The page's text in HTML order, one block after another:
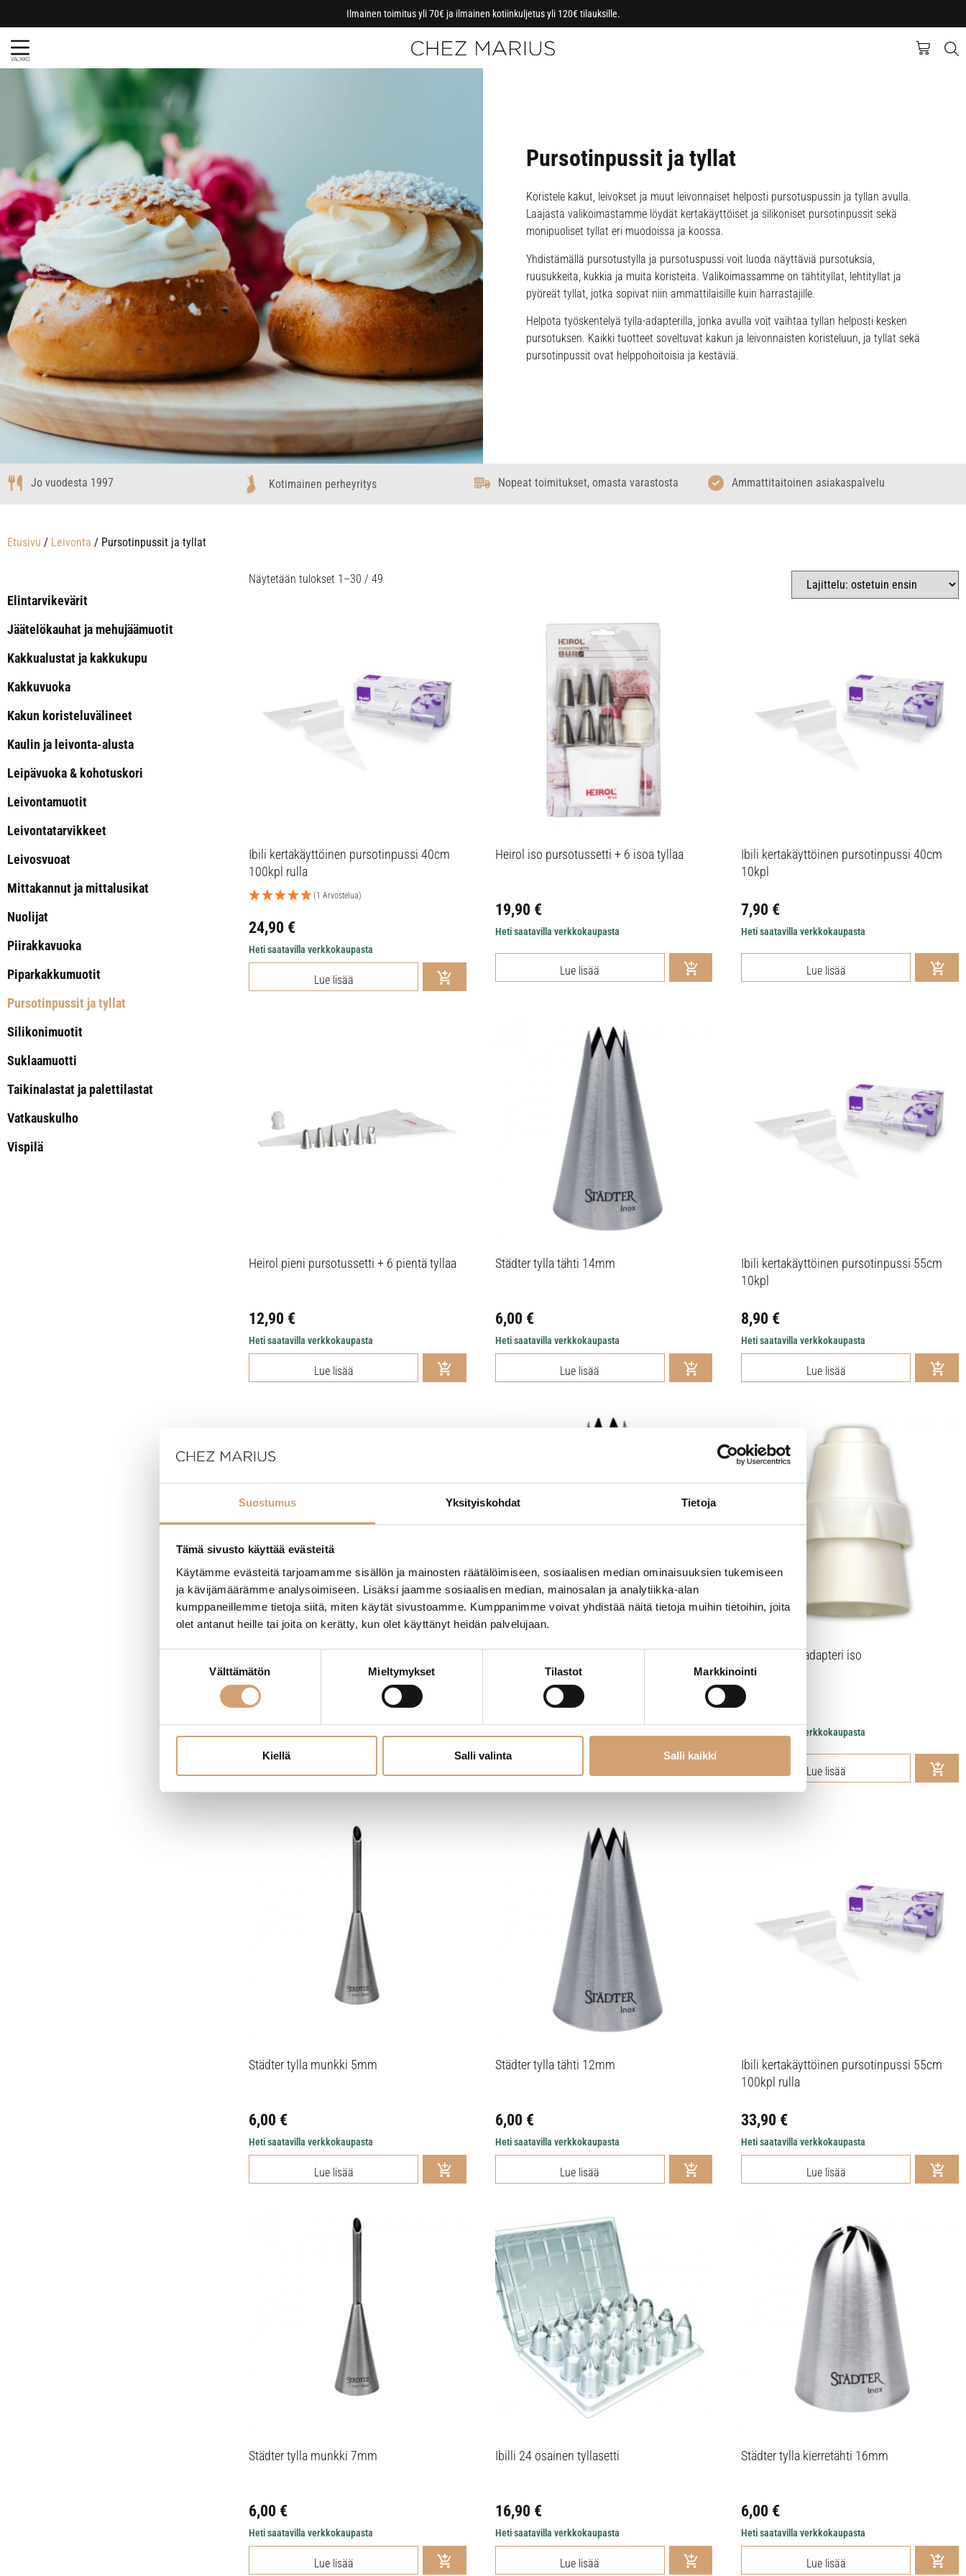
Suostumus Yksityiskohdat Tietoja
Tämä sivusto käyttää evästeitä
Käytämme evästeitä tarjoamamme sisällön ja mainosten räätälöimiseen, sosiaalisen median ominaisuuksien tukemiseen
ja kävijämäärämme analysoimiseen. Lisäksi jaamme sosiaalisen median, mainosalan ja analytiikka-alan
kumppaneillemme tietoja siitä, miten käytät sivustoamme. Kumppanimme voivat yhdistää näitä tietoja muihin tietoihin, joita
olet antanut heille tai joita on kerätty, kun olet käyttänyt heidän palvelujaan.
Välttämätön Mieltymykset Tilastot Markkinointi
Kiellä Salli valinta Salli kaikki
Ilmainen toimitus yli 70€ ja ilmainen kotiinkuljetus yli 120€ tilauksille.
VALIKKO
Pursotinpussit ja tyllat
Koristele kakut, leivokset ja muut leivonnaiset helposti pursotuspussin ja tyllan avulla.
Laajasta valikoimastamme löydät kertakäyttöiset ja silikoniset pursotinpussit sekä
monipuoliset tyllat eri muodoissa ja koossa.
Yhdistämällä pursotustylla ja pursotuspussi voit luoda näyttäviä pursotuksia,
ruusukkeita, kukkia ja muita koristeita. Valikoimassamme on tähtityllat, lehtityllat ja
pyöreät tyllat, jotka sopivat niin ammattilaisille kuin harrastajille.
Helpota työskentelyä tylla-adapterilla, jonka avulla voit vaihtaa tyllan helposti kesken
pursotuksen. Kaikki tuotteet soveltuvat kakun ja leivonnaisten koristeluun, ja tyllat sekä
pursotinpussit ovat helppohoitoisia ja kestäviä.
Jo vuodesta 1997 Kotimainen perheyritys Nopeat toimitukset, omasta varastosta Ammattitaitoinen asiakaspalvelu
Etusivu / Leivonta / Pursotinpussit ja tyllat
Elintarvikevärit
Jäätelökauhat ja mehujäämuotit
Kakkualustat ja kakkukupu
Kakkuvuoka
Kakun koristeluvälineet
Kaulin ja leivonta-alusta
Leipävuoka & kohotuskori
Leivontamuotit
Leivontatarvikkeet
Leivosvuoat
Mittakannut ja mittalusikat
Nuolijat
Piirakkavuoka
Piparkakkumuotit
Pursotinpussit ja tyllat
Silikonimuotit
Suklaamuotti
Taikinalastat ja palettilastat
Vatkauskulho
Vispilä
Näytetään tulokset 1–30 / 49
Ibili kertakäyttöinen pursotinpussi 40cm
100kpl rulla
(1 Arvostelua)
24,90 €
Heti saatavilla verkkokaupasta
Lue lisää
Heirol iso pursotussetti + 6 isoa tyllaa
19,90 €
Heti saatavilla verkkokaupasta
Lue lisää
Ibili kertakäyttöinen pursotinpussi 40cm
10kpl
7,90 €
Heti saatavilla verkkokaupasta
Lue lisää
Heirol pieni pursotussetti + 6 pientä tyllaa
12,90 €
Heti saatavilla verkkokaupasta
Lue lisää
Städter tylla tähti 14mm
6,00 €
Heti saatavilla verkkokaupasta
Lue lisää
Ibili kertakäyttöinen pursotinpussi 55cm
10kpl
8,90 €
Heti saatavilla verkkokaupasta
Lue lisää
13,90€
Heti saatavilla verkkokaupasta
Lue lisää
Lue lisää
Städter tylla-adapteri iso
7,50
Heti saatavilla verkkokaupasta
Lue lisää
Städter tylla munkki 5mm
6,00 €
Heti saatavilla verkkokaupasta
Lue lisää
Städter tylla tähti 12mm
6,00 €
Heti saatavilla verkkokaupasta
Lue lisää
Ibili kertakäyttöinen pursotinpussi 55cm
100kpl rulla
33,90 €
Heti saatavilla verkkokaupasta
Lue lisää
Städter tylla munkki 7mm
6,00 €
Heti saatavilla verkkokaupasta
Lue lisää
Ibilli 24 osainen tyllasetti
16,90 €
Heti saatavilla verkkokaupasta
Lue lisää
Städter tylla kierretähti 16mm
6,00 €
Heti saatavilla verkkokaupasta
Lue lisää